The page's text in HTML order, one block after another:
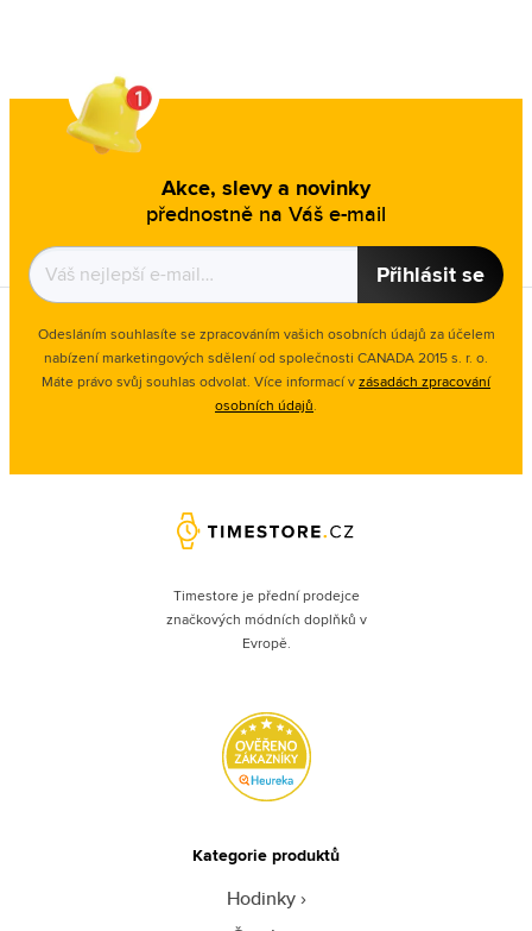
Akce, slevy a novinky
přednostně na Váš e-mail
Přihlásit se
Odesláním souhlasíte se zpracováním vašich osobních údajů za účelem
nabízení marketingových sdělení od společnosti CANADA 2015 s. r. o.
Máte právo svůj souhlas odvolat. Více informací vzásadách zpracování
osobních údajů.
Timestore je přední prodejce
značkových módních doplňků v
Evropě.
Kategorie produktů
Hodinky